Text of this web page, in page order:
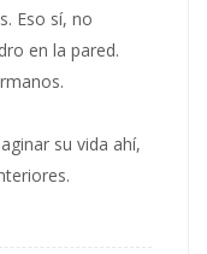
Eso sí, no
en la pared.
su vida ahí,